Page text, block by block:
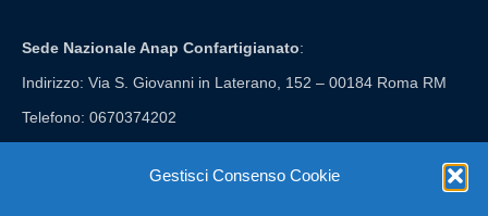
Gestisci Consenso Cookie
Sede Nazionale Anap Confartigianato:
Indirizzo: Via S. Giovanni in Laterano, 152 – 00184 Roma RM
Telefono: 0670374202